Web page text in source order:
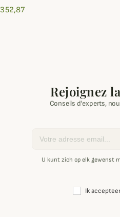
Rejoignez
Conseils d'experts,
U kunt zich op elk gewenst
Ik